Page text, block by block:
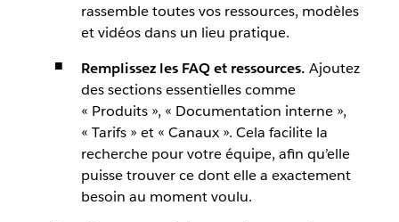
rassemble toutes vos ressources, modèles
et vidéos dans un lieu pratique.
Remplissez les FAQ et ressources. Ajoutez
des sections essentielles comme
« Produits », « Documentation interne »,
« Tarifs » et « Canaux ». Cela facilite la
recherche pour votre équipe, afin qu’elle
puisse trouver ce dont elle a exactement
besoin au moment voulu.